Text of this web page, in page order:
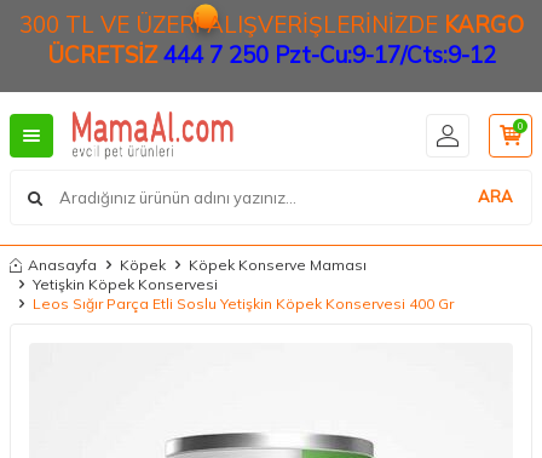
300 TL VE ÜZERİ ALIŞVERİŞLERİNİZDE KARGO
ÜCRETSİZ444 7 250 Pzt-Cu:9-17/Cts:9-12
ARA
0
Anasayfa Köpek
Köpek Konserve Maması
Yetişkin Köpek Konservesi
Leos Sığır Parça Etli Soslu Yetişkin Köpek Konservesi 400 Gr